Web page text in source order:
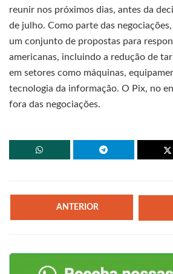
reunir nos próximos dias, antes da
de julho. Como parte das
um conjunto de propostas para
americanas, incluindo a redução de
em setores como máquinas,
tecnologia da informação. O Pix, no
fora das negociações.
ANTERIOR